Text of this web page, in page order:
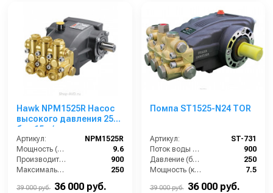
Hawk NPM1525R Насос
высокого давления 250
бар 15 л/мин
Артикул:
NPM1525R
Мощность (л/с):
9.6
Производительность (л/ч):
900
Максимальное давление воды (бар):
250
39 000 руб. 36 000 руб.
Помпа ST1525-N24 TOR
Артикул:
ST-731
Поток воды (л/час):
900
Давление (бар):
250
Мощность (кВт):
7.5
39 000 руб. 36 000 руб.